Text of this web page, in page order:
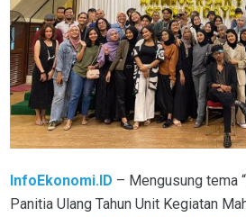
InfoEkonomi.ID – Mengusung tema
Panitia Ulang Tahun Unit Kegiatan